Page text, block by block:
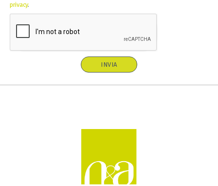
privacy.
INVIA
l